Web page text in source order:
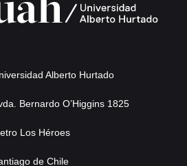
Alberto Hurtado
Bernardo O’Higgins 1825
Los Héroes
de Chile